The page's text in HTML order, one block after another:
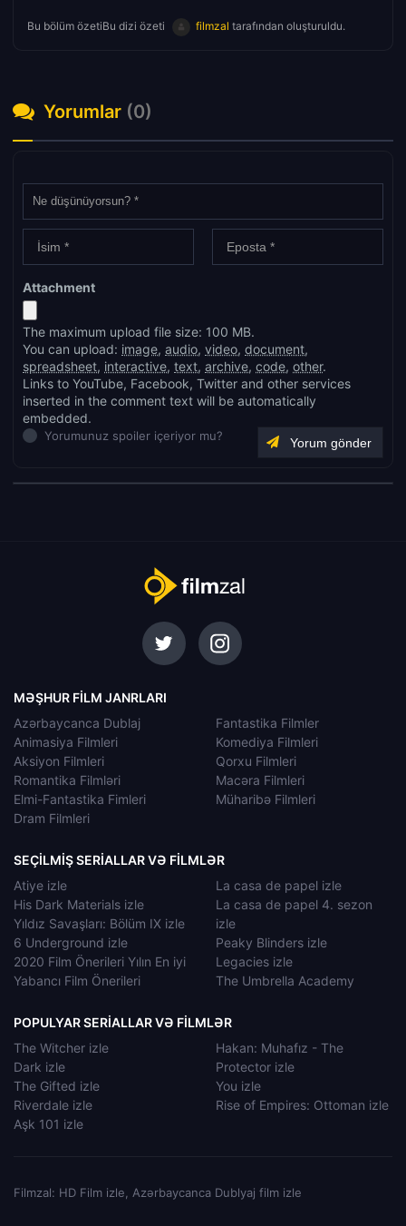
Bu bölüm özetiBu dizi özeti filmzal tarafından oluşturuldu.
Yorumlar (0)
Attachment
The maximum upload file size: 100 MB.
You can upload: image, audio, video, document,
spreadsheet, interactive, text, archive, code, other.
Links to YouTube, Facebook, Twitter and other services
inserted in the comment text will be automatically
embedded.
Yorumunuz spoiler içeriyor mu?
MƏŞHUR FILM JANRLARI
Azərbaycanca Dublaj
Animasiya Filmleri
Aksiyon Filmleri
Romantika Filmləri
Elmi-Fantastika Fimleri
Dram Filmleri
Fantastika Filmler
Komediya Filmleri
Qorxu Filmleri
Macəra Filmleri
Müharibə Filmleri
SEÇILMIŞ SERIALLAR VƏ FILMLƏR
Atiye izle
His Dark Materials izle
Yıldız Savaşları: Bölüm IX izle
6 Underground izle
2020 Film Önerileri Yılın En iyi
Yabancı Film Önerileri
La casa de papel izle
La casa de papel 4. sezon
izle
Peaky Blinders izle
Legacies izle
The Umbrella Academy
POPULYAR SERIALLAR VƏ FILMLƏR
The Witcher izle
Dark izle
The Gifted izle
Riverdale izle
Aşk 101 izle
Hakan: Muhafız - The
Protector izle
You izle
Rise of Empires: Ottoman izle
Filmzal: HD Film izle, Azərbaycanca Dublyaj film izle